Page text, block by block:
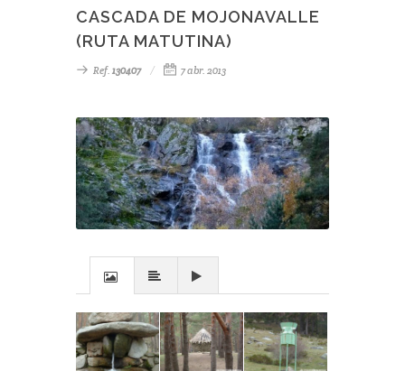
CASCADA DE MOJONAVALLE
(RUTA MATUTINA)
Ref. 130407 7 abr. 2013